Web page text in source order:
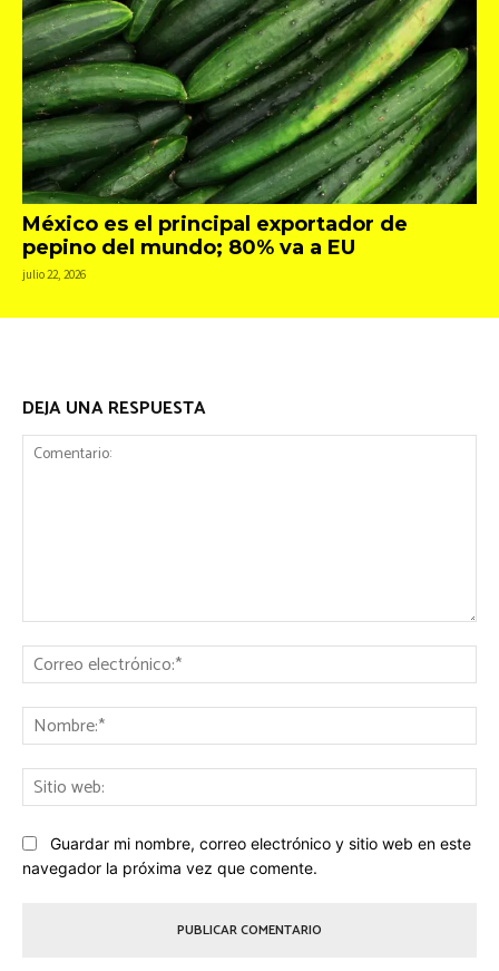
México es el principal exportador de
pepino del mundo; 80% va a EU
julio 22, 2026
DEJA UNA RESPUESTA
Guardar mi nombre, correo electrónico y sitio web en este
navegador la próxima vez que comente.